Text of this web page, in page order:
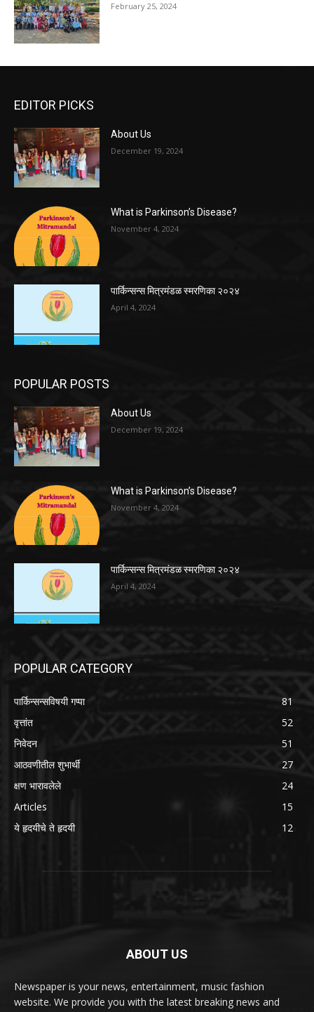
February 25, 2024
EDITOR PICKS
About Us
December 19, 2024
What is Parkinson’s Disease?
November 4, 2024
पार्किन्सन्स मित्रमंडळ स्मरणिका २०२४
April 4, 2024
POPULAR POSTS
About Us
December 19, 2024
What is Parkinson’s Disease?
November 4, 2024
पार्किन्सन्स मित्रमंडळ स्मरणिका २०२४
April 4, 2024
POPULAR CATEGORY
पार्किन्सन्सविषयी गप्पा
81
वृत्तांत
52
निवेदन
51
आठवणीतील शुभार्थी
27
क्षण भारावलेले
24
Articles
15
ये हृदयीचे ते हृदयी
12
ABOUT US
Newspaper is your news, entertainment, music fashion
website. We provide you with the latest breaking news and